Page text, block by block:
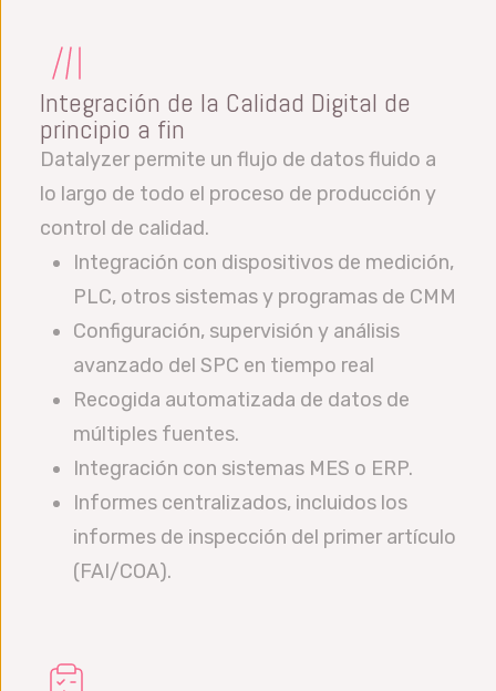
Integración de la Calidad Digital de
principio a fin
Datalyzer permite un flujo de datos fluido a
lo largo de todo el proceso de producción y
control de calidad.
Integración con dispositivos de medición,
PLC, otros sistemas y programas de CMM
Configuración, supervisión y análisis
avanzado del SPC en tiempo real
Recogida automatizada de datos de
múltiples fuentes.
Integración con sistemas MES o ERP.
Informes centralizados, incluidos los
informes de inspección del primer artículo
(FAI/COA).